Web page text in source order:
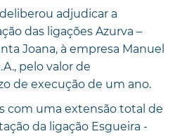
adjudicar a
das ligações Azurva –
Joana, à empresa Manuel
pelo valor de
de execução de um ano.
com uma extensão total de
da ligação Esgueira -